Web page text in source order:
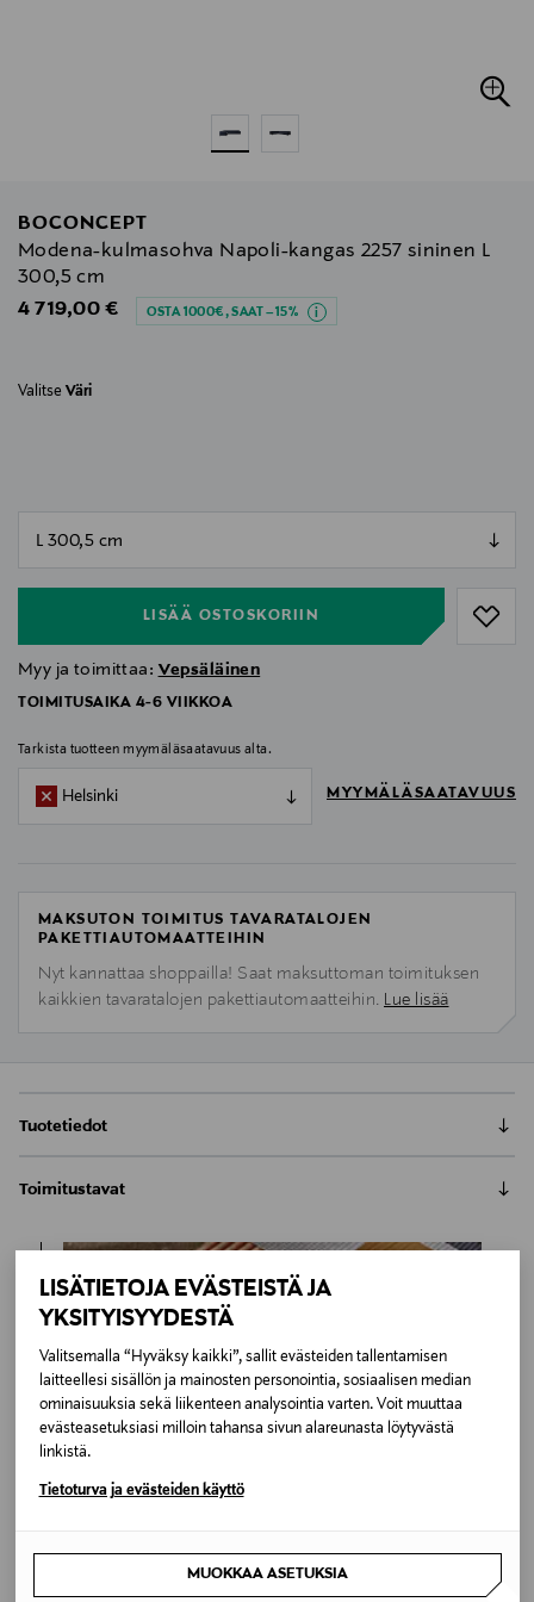
LISÄTIETOJA EVÄSTEISTÄ JA
YKSITYISYYDESTÄ
Valitsemalla “Hyväksy kaikki”, sallit evästeiden tallentamisen
laitteellesi sisällön ja mainosten personointia, sosiaalisen median
ominaisuuksia sekä liikenteen analysointia varten. Voit muuttaa
evästeasetuksiasi milloin tahansa sivun alareunasta löytyvästä
linkistä.
Tietoturva ja evästeiden käyttö
MUOKKAA ASETUKSIA
BOCONCEPT
Modena-kulmasohva Napoli-kangas 2257 sininen L
300,5 cm
Original Price
4 719,00 € OSTA 1000€, SAAT –15%
Valitse Väri
LISÄÄ OSTOSKORIIN
Myy ja toimittaa: Vepsäläinen
TOIMITUSAIKA 4-6 VIIKKOA
Tarkista tuotteen myymäläsaatavuus alta.
Helsinki MYYMÄLÄSAATAVUUS
MAKSUTON TOIMITUS TAVARATALOJEN
PAKETTIAUTOMAATTEIHIN
Nyt kannattaa shoppailla! Saat maksuttoman toimituksen
kaikkien tavaratalojen pakettiautomaatteihin. Lue lisää
Tuotetiedot
rentoutumispaikan koko perheelle tai ystävien kanssa
sohvan muhkeaan muotokieleen. Kulmasohvan voi
sijoittaa nurkkaan tai huoneen keskelle upeaksi
tilanjakajaksi. Ryhdikäs sohva on verhoiltu
yksinomaan BoConceptille kehitetyllä Napoli-
vakosamettikankaalla. Pehmeä Napoli-kangas on 79 %
puuvillaa ja 21 % polyesteriä. Kankaan Martindale-arvo
on 50 000.
Tuotenumero
174033224
Materiaali
Toimitustavat
6,90 €
Toimitusaika 4-6 viikkoa
6,90 €
Inspiroidu